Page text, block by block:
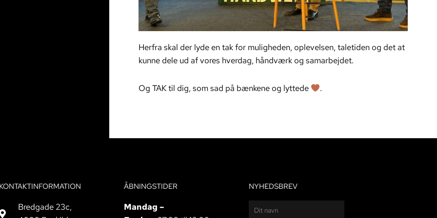
Herfra skal der lyde en tak for muligheden, oplevelsen, taletiden og det at
kunne dele ud af vores hverdag, håndværk og samarbejdet.
Og TAK til dig, som sad på bænkene og lyttede .
Bredgade 23c,
ÅBNINGSTIDER
Mandag –
NYHEDSBREV
Navn